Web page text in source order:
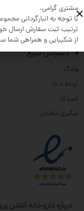
دسترسی سریع
وبلاگ
ارتباط با ما
شورتکد
پیگیری سفارش
درباره داروخانه آنلاین
مشتری گرامی،
با توجه به انبارگردانی مجموعه،
ترتیب ثبت سفارش ارسال
از شکیبایی و همراهی شما